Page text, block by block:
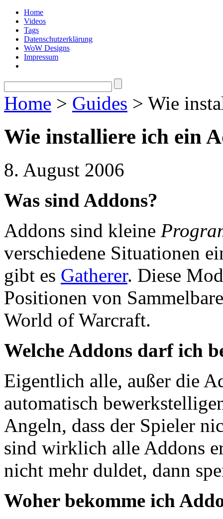
Home
Videos
Tags
Datenschutzerklärung
WoW Designs
Impressum
Home > Guides > Wie
Wie installiere ich ein
8. August 2006
Was sind Addons?
Addons sind kleine
verschiedene Situationen
gibt es Gatherer. Diese
Positionen von
World of Warcraft.
Welche Addons darf ich
Eigentlich alle, außer die
automatisch
Angeln, dass der Spieler
sind wirklich alle Addons
nicht mehr duldet, dann
Woher bekomme ich